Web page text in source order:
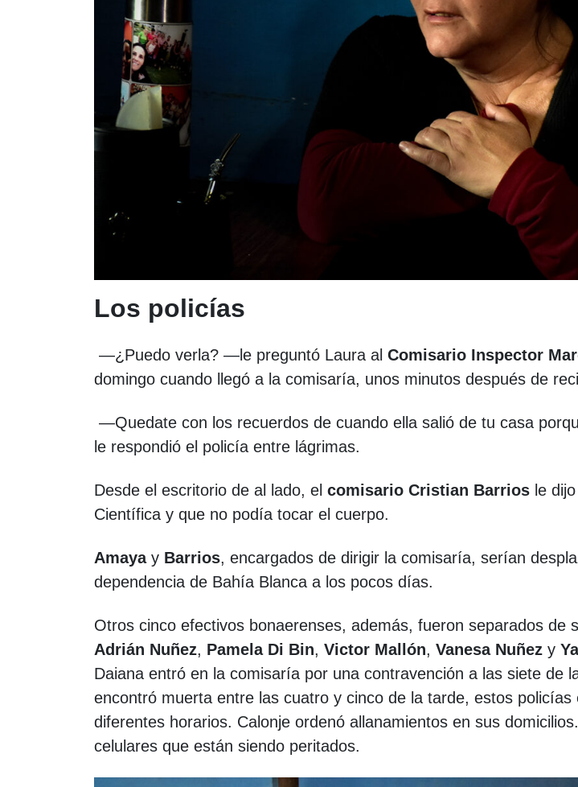
Los policías
—¿Puedo verla? —le preguntó Laura al Comisario Inspector
domingo cuando llegó a la comisaría, unos minutos después de
—Quedate con los recuerdos de cuando ella salió de tu casa
le respondió el policía entre lágrimas.
Desde el escritorio de al lado, el comisario Cristian Barrios le
Científica y que no podía tocar el cuerpo.
Amayay Barrios, encargados de dirigir la comisaría, serían
dependencia de Bahía Blanca a los pocos días.
Otros cinco efectivos bonaerenses, además, fueron separados de
Adrián Nuñez, Pamela Di Bin, Victor Mallón, Vanesa Nuñez y
Daiana entró en la comisaría por una contravención a las siete de
encontró muerta entre las cuatro y cinco de la tarde, estos policías
diferentes horarios. Calonje ordenó allanamientos en sus
celulares que están siendo peritados.